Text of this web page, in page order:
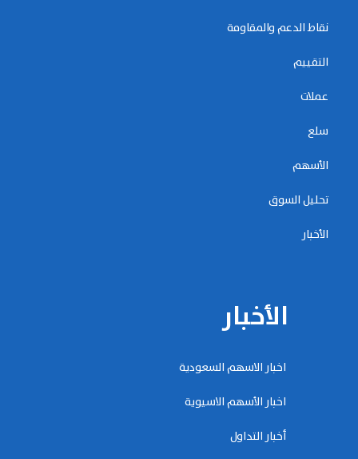
نقاط الدعم والمقاومة
التقييم
عملات
سلع
الأسهم
تحليل السوق
الأخبار
الأخبار
اخبار الاسهم السعودية
اخبار الأسهم الاسيوية
أخبار التداول